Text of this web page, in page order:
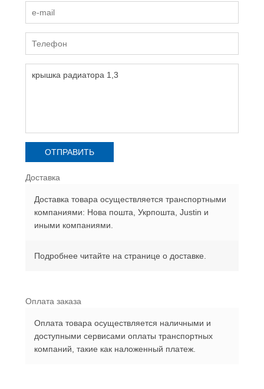
Доставка
Доставка товара осуществляется транспортными
компаниями: Нова пошта, Укрпошта, Justin и
иными компаниями.
Подробнее читайте на странице о доставке.
Оплата заказа
Оплата товара осуществляется наличными и
доступными сервисами оплаты транспортных
компаний, такие как наложенный платеж.